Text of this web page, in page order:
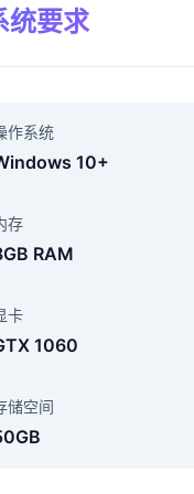
款以异世界为背景的
09/11
!
百年前,混沌侵袭了高天
罩万物,英杰们燃烧生命,
统要求
作系统
10+
存
RAM
卡
1060
储空间